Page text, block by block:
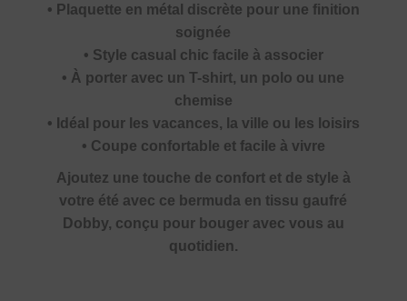
• Plaquette en métal discrète pour une finition
soignée
• Style casual chic facile à associer
• À porter avec un T-shirt, un polo ou une
chemise
• Idéal pour les vacances, la ville ou les loisirs
• Coupe confortable et facile à vivre
Ajoutez une touche de confort et de style à
votre été avec ce bermuda en tissu gaufré
Dobby, conçu pour bouger avec vous au
quotidien.